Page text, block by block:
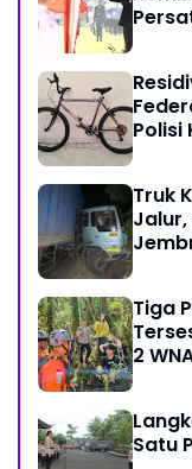
Polisi
Truk
Tiga
2
Satu